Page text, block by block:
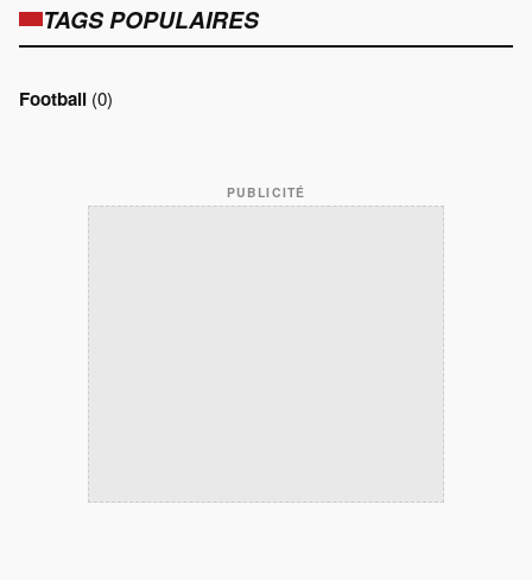
TAGS POPULAIRES
Football (0)
PUBLICITÉ